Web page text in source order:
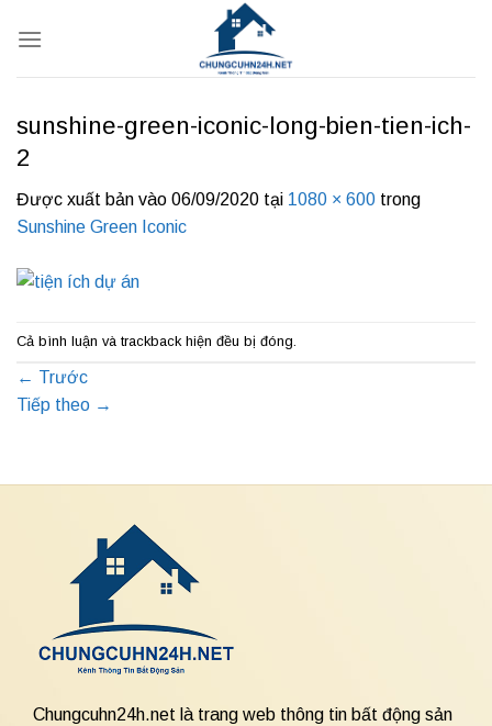
qua
sunshine-green-iconic-long-bien-tien-ich-
2
Được xuất bản vào 06/09/2020 tại 1080 × 600 trong
Sunshine Green Iconic
Cả bình luận và trackback hiện đều bị đóng.
← Trước
Tiếp theo →
Chungcuhn24h.net là trang web thông tin bất động sản